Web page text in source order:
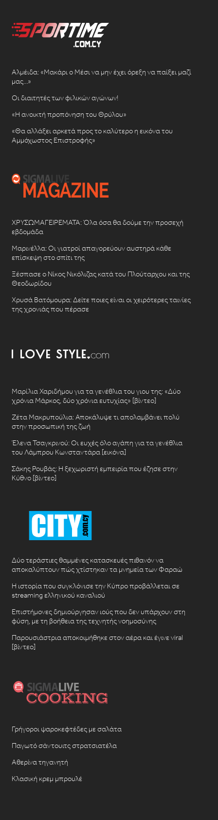
Αλμέιδα: «Μακάρι ο Μέσι να μην έχει όρεξη να παίξει μαζί
μας…»
Οι διαιτητές των φιλικών αγώνων!
«Η ανοικτή προπόνηση του Θρύλου»
«Θα αλλάξει αρκετά προς το καλύτερο η εικόνα του
Αμμόχωστος Επιστροφής»
ΧΡΥΣΩΜΑΓΕΙΡΕΜΑΤΑ: Όλα όσα θα δούμε την προσεχή
εβδομάδα
Μαρινέλλα: Οι γιατροί απαγορεύουν αυστηρά κάθε
επίσκεψη στο σπίτι της
Ξέσπασε ο Νίκος Νικόλιζας κατά του Πλούταρχου και της
Θεοδωρίδου
Χρυσά Βατόμουρα: Δείτε ποιες είναι οι χειρότερες ταινίες
της χρονιάς που πέρασε
Μαρίλια Χαριδήμου για τα γενέθλια του γιου της: «Δύο
χρόνια Μάρκος, δύο χρόνια ευτυχίας» [βίντεο]
Ζέτα Μακρυπούλια: Αποκάλυψε τι απολαμβάνει πολύ
στην προσωπική της ζωή
Έλενα Τσαγκρινού: Οι ευχές όλο αγάπη για τα γενέθλια
του Λάμπρου Κωνσταντάρα [εικόνα]
Σάκης Ρουβάς: Η ξεχωριστή εμπειρία που έζησε στην
Κύθνο [βίντεο]
Δύο τεράστιες θαμμένες κατασκευές πιθανόν να
αποκαλύπτουν πώς χτίστηκαν τα μνημεία των Φαραώ
Η ιστορία που συγκλόνισε την Κύπρο προβάλλεται σε
streaming ελληνικού καναλιού
Επιστήμονες δημιούργησαν ιούς που δεν υπάρχουν στη
φύση, με τη βοήθεια της τεχνητής νοημοσύνης
Παρουσιάστρια αποκοιμήθηκε στον αέρα και έγινε viral
[βίντεο]
Γρήγοροι ψαροκεφτέδες με σαλάτα
Παγωτό σάντουιτς στρατσιατέλα
Αθερίνα τηγανητή
Κλασική κρεμ μπρουλέ